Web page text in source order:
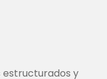
estructurados y